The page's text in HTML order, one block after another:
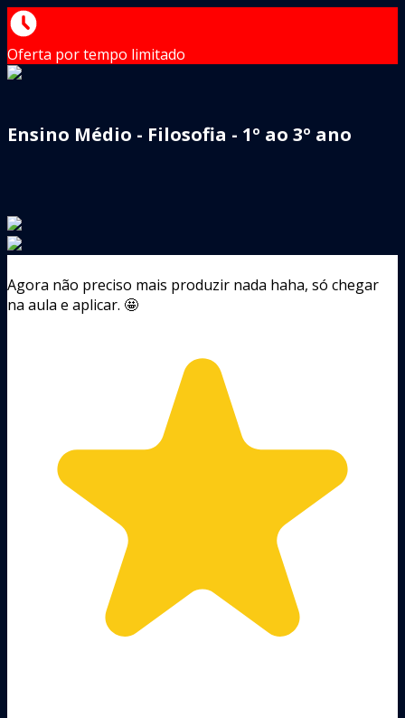
Oferta por tempo limitado
Ensino Médio - Filosofia - 1º ao 3º ano
Agora não preciso mais produzir nada haha, só chegar
na aula e aplicar. 🤩